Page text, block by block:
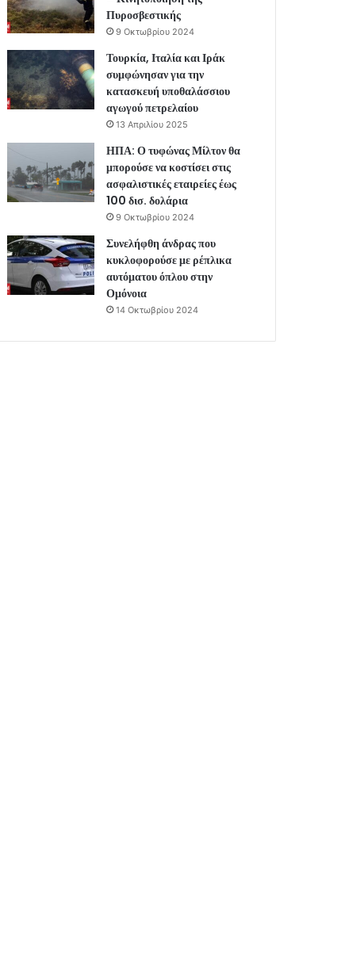
Πυροσβεστικής
9 Οκτωβρίου 2024
Τουρκία, Ιταλία και Ιράκ
συμφώνησαν για την
κατασκευή υποθαλάσσιου
αγωγού πετρελαίου
13 Απριλίου 2025
ΗΠΑ: Ο τυφώνας Μίλτον θα
μπορούσε να κοστίσει στις
ασφαλιστικές εταιρείες έως
100 δισ. δολάρια
9 Οκτωβρίου 2024
Συνελήφθη άνδρας που
κυκλοφορούσε με ρέπλικα
αυτόματου όπλου στην
Ομόνοια
14 Οκτωβρίου 2024